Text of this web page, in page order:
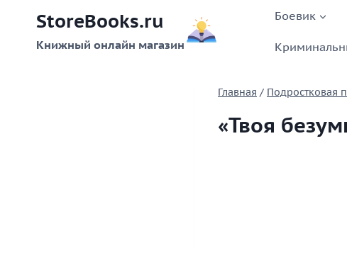
содержимому
StoreBooks.ru
Книжный онлайн магазин
Боевик
Главная / Подростковая
«Твоя